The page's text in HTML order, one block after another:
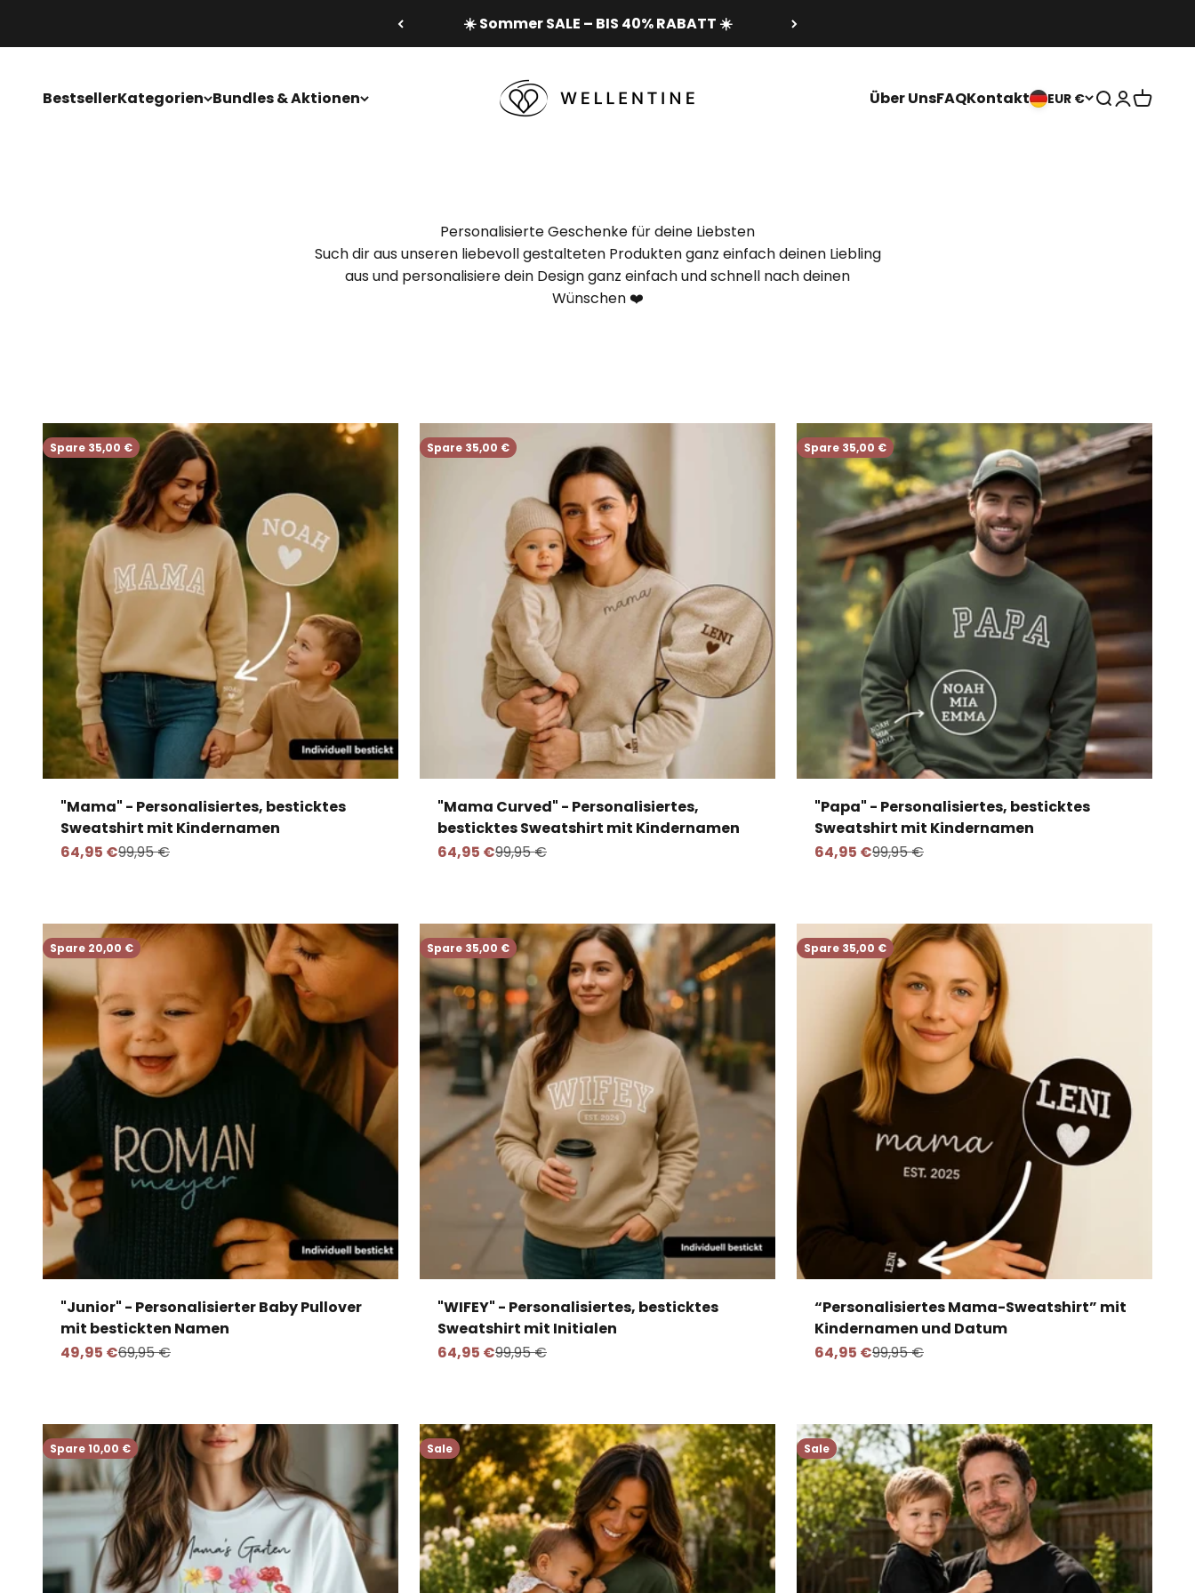
☀️ Sommer SALE – BIS 40% RABATT ☀️
BestsellerKategorien Bundles & Aktionen
Wellentine.de
Über UnsFAQKontakt EUR € SucheAnmelden
Personalisierte Geschenke für deine Liebsten
Such dir aus unseren liebevoll gestalteten Produkten ganz einfach deinen Liebling
aus und personalisiere dein Design ganz einfach und schnell nach deinen
Wünschen ❤️
Spare 35,00 €
"Mama" - Personalisiertes, besticktes
Sweatshirt mit Kindernamen
Angebot
64,95 €Regulärer Preis
99,95 €
Spare 35,00 €
"Mama Curved" - Personalisiertes,
besticktes Sweatshirt mit Kindernamen
Angebot
64,95 €Regulärer Preis
99,95 €
Spare 35,00 €
"Papa" - Personalisiertes, besticktes
Sweatshirt mit Kindernamen
Angebot
64,95 €Regulärer Preis
99,95 €
Spare 20,00 €
"Junior" - Personalisierter Baby Pullover
mit bestickten Namen
Angebot
49,95 €Regulärer Preis
69,95 €
Spare 35,00 €
"WIFEY" - Personalisiertes, besticktes
Sweatshirt mit Initialen
Angebot
64,95 €Regulärer Preis
99,95 €
Spare 35,00 €
“Personalisiertes Mama-Sweatshirt” mit
Kindernamen und Datum
Angebot
64,95 €Regulärer Preis
99,95 €
Spare 10,00 € Sale Sale